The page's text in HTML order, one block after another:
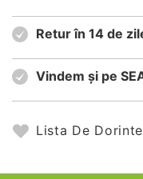
Retur în 14 de
Vindem și pe
Lista De Dorinte